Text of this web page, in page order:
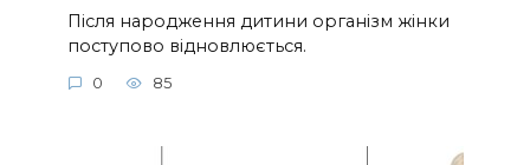
Після народження дитини організм жінки
поступово відновлюється.
0 85